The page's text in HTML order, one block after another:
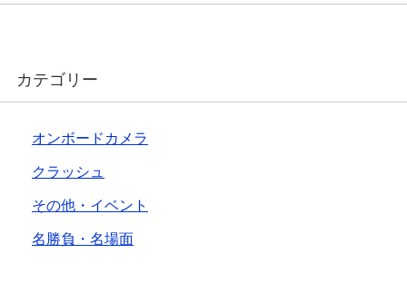
カテゴリー
オンボードカメラ
クラッシュ
その他・イベント
名勝負・名場面